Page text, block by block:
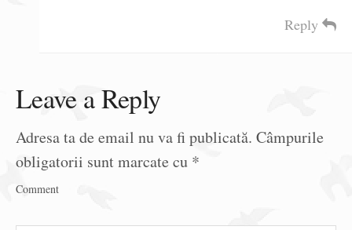
Reply
Leave a Reply
Adresa ta de email nu va fi publicată. Câmpurile
obligatorii sunt marcate cu *
Comment